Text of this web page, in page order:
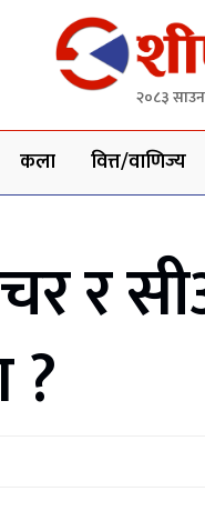
२०८३
कला वित्त/वाणिज्य
र
?